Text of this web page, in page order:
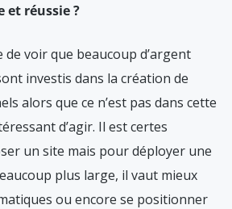
et réussie ?
de voir que beaucoup d’argent
investis dans la création de
alors que ce n’est pas dans cette
d’agir. Il est certes
un site mais pour déployer une
plus large, il vaut mieux
ou encore se positionner